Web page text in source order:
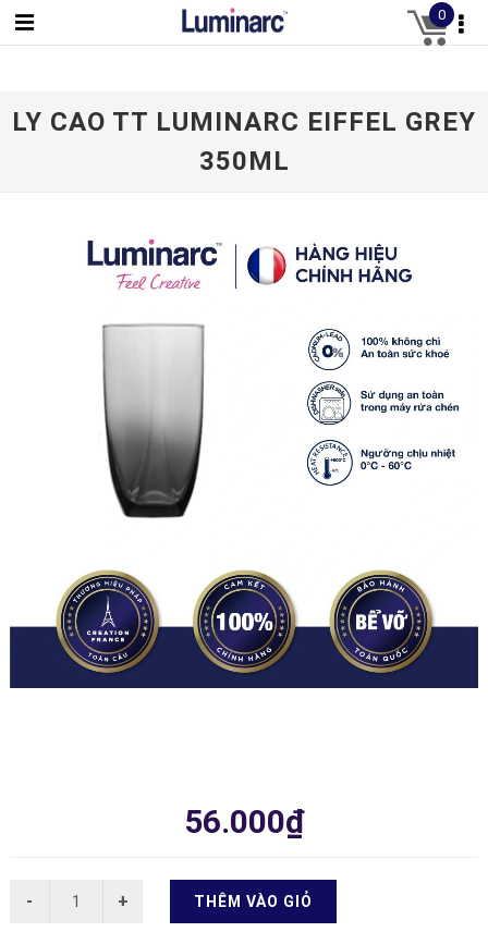
0
LY CAO TT LUMINARC EIFFEL GREY
350ML
56.000₫
THÊM VÀO GIỎ